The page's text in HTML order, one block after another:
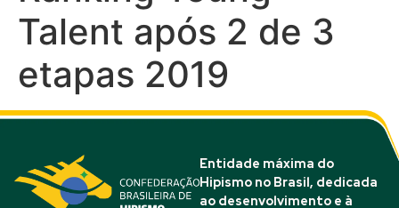
Talent após 2 de 3
etapas 2019
Entidade máxima do
Hipismo no Brasil, dedicada
ao desenvolvimento e à